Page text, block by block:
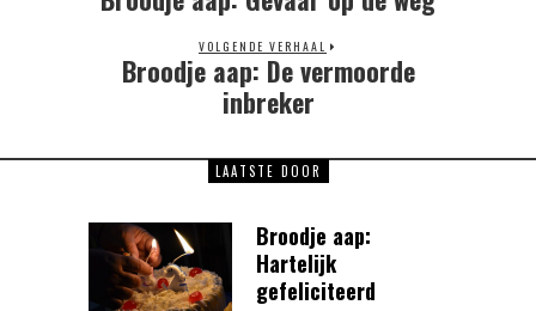
VOLGENDE VERHAAL
Next
post:
Broodje aap: De vermoorde
inbreker
LAATSTE DOOR
Broodje aap:
Hartelijk
gefeliciteerd